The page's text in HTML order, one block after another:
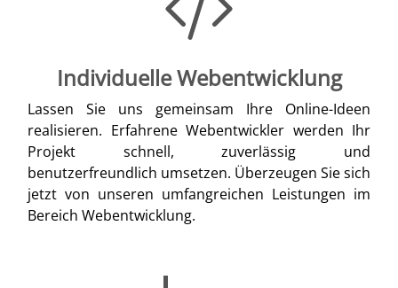
Individuelle Webentwicklung
Lassen Sie uns gemeinsam Ihre Online-Ideen
realisieren. Erfahrene Webentwickler werden Ihr
Projekt schnell, zuverlässig und
benutzerfreundlich umsetzen. Überzeugen Sie sich
jetzt von unseren umfangreichen Leistungen im
Bereich Webentwicklung.